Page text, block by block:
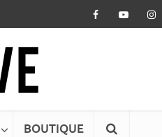
BOUTIQUE